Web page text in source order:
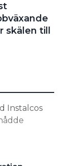
skälen till
Instalcos